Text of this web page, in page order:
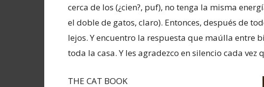
cerca de los (¿cien?, puf), no tenga la misma
el doble de gatos, claro). Entonces, después de
lejos. Y encuentro la respuesta que maúlla entre
toda la casa. Y les agradezco en silencio cada vez
THE CAT BOOK